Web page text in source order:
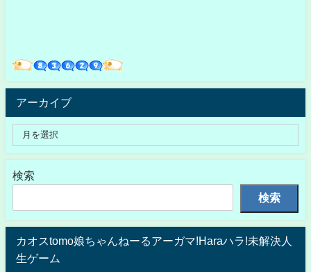
アーカイブ
検索
検索
カオスtomo娘ちゃんねーるアーガマ!Haraハラ!未解決人
生ゲーム